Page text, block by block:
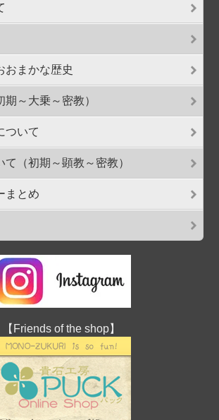
おまかな歴史
～大乗～密教）
ついて
（初期～顕教～密教）
まとめ
【Friends of the shop】